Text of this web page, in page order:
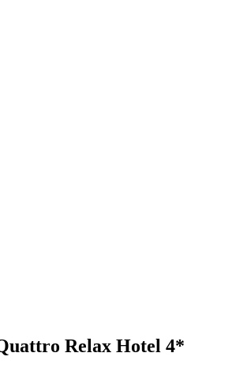
Relax Hotel 4*